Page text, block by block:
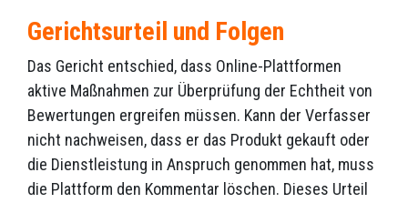
Gerichtsurteil und Folgen
Das Gericht entschied, dass Online-Plattformen
aktive Maßnahmen zur Überprüfung der Echtheit von
Bewertungen ergreifen müssen. Kann der Verfasser
nicht nachweisen, dass er das Produkt gekauft oder
die Dienstleistung in Anspruch genommen hat, muss
die Plattform den Kommentar löschen. Dieses Urteil